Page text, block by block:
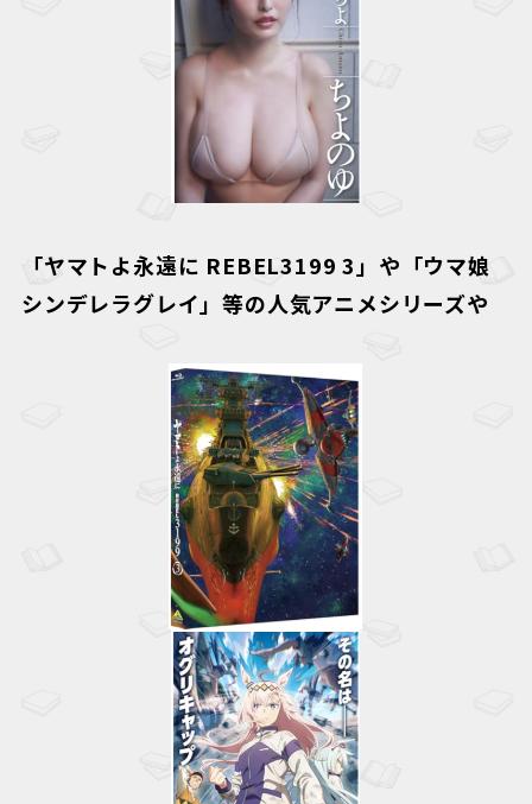
「ヤマトよ永遠に REBEL3199 3 」や「ウマ娘
シンデレラグレイ 」等の人気アニメシリーズや